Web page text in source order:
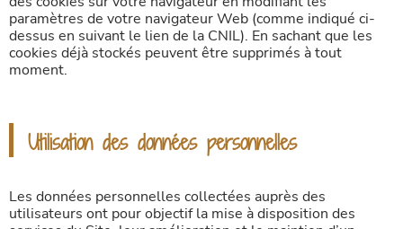
paramètres de votre navigateur Web (comme indiqué ci-
dessus en suivant le lien de la CNIL). En sachant que les
cookies déjà stockés peuvent être supprimés à tout
moment.
Utilisation des données personnelles
Les données personnelles collectées auprès des
utilisateurs ont pour objectif la mise à disposition des